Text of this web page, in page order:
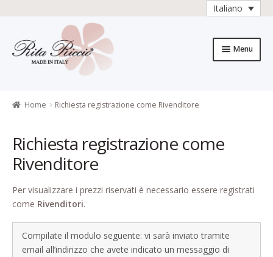
Italiano
alla
navigazione
al
contenuto
Menu
Caratteristiche del prodotto
Cassa
Chi è Rita Riccio
Collezioni
Home Richiesta registrazione come Rivenditore
Richiesta registrazione come
Rivenditore
Per visualizzare i prezzi riservati è necessario essere registrati
come Rivenditori.
Compilate il modulo seguente: vi sarà inviato tramite
email all’indirizzo che avete indicato un messaggio di